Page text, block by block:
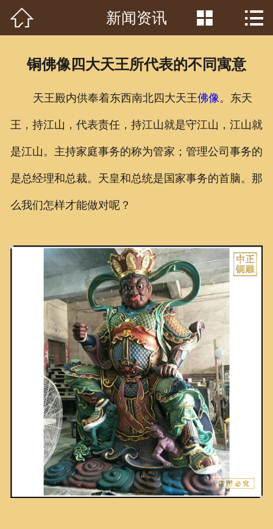
首页
泥塑鉴赏
联系我们
 新闻资讯  
铜佛像四大天王所代表的不同寓意
天王殿内供奉着东西南北四大天王佛像。东天
王，持江山，代表责任，持江山就是守江山，江山就
是江山。主持家庭事务的称为管家；管理公司事务的
是总经理和总裁。天皇和总统是国家事务的首脑。那
么我们怎样才能做对呢？